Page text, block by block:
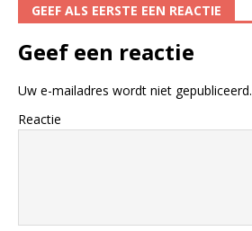
GEEF ALS EERSTE EEN REACTIE
Geef een reactie
Uw e-mailadres wordt niet gepubliceerd.
Reactie